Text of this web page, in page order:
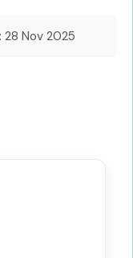
28 Nov 2025